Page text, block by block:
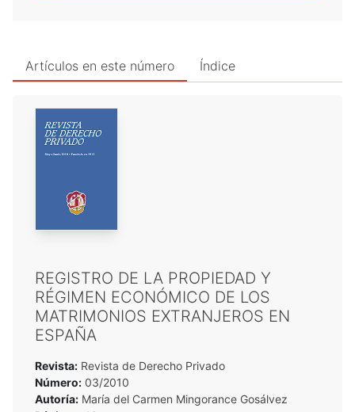
Artículos en este número Índice
REGISTRO DE LA PROPIEDAD Y
RÉGIMEN ECONÓMICO DE LOS
MATRIMONIOS EXTRANJEROS EN
ESPAÑA
Revista: Revista de Derecho Privado
Número: 03/2010
Autoría: María del Carmen Mingorance Gosálvez